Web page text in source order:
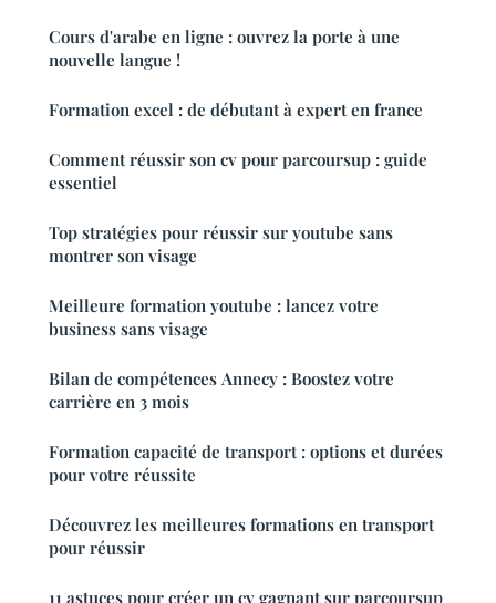
Cours d'arabe en ligne : ouvrez la porte à une
nouvelle langue !
Formation excel : de débutant à expert en france
Comment réussir son cv pour parcoursup : guide
essentiel
Top stratégies pour réussir sur youtube sans
montrer son visage
Meilleure formation youtube : lancez votre
business sans visage
Bilan de compétences Annecy : Boostez votre
carrière en 3 mois
Formation capacité de transport : options et durées
pour votre réussite
Découvrez les meilleures formations en transport
pour réussir
11 astuces pour créer un cv gagnant sur parcoursup